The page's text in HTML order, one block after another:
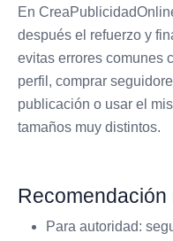
En
después el refuerzo y
evitas errores comunes
perfil, comprar
publicación o usar el
tamaños muy distintos.
Recomendación
Para autoridad: